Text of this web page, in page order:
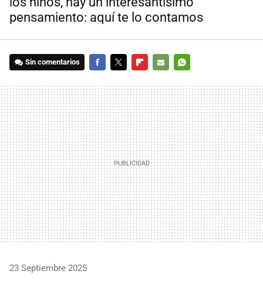
pensamiento: aquí te lo contamos
Sin comentarios
MAIL
23 Septiembre 2025